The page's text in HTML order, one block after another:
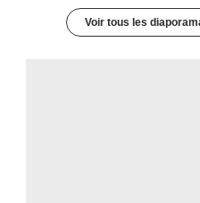
Voir tous les